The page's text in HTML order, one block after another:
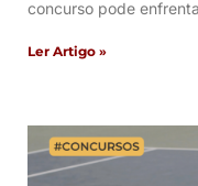
concurso pode
Ler Artigo »